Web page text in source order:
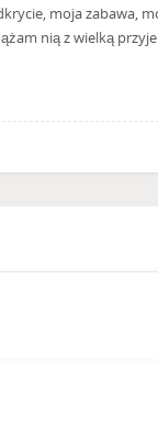
moja zabawa,
nią z wielką